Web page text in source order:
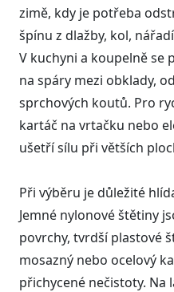
zimě, kdy je potřeba
špínu z dlažby, kol,
V kuchyni a koupelně se
na spáry mezi obklady,
sprchových koutů. Pro
kartáč na vrtačku nebo
ušetří sílu při větších
Při výběru je důležité
Jemné nylonové štětiny
povrchy, tvrdší plastové
mosazný nebo ocelový
přichycené nečistoty. Na